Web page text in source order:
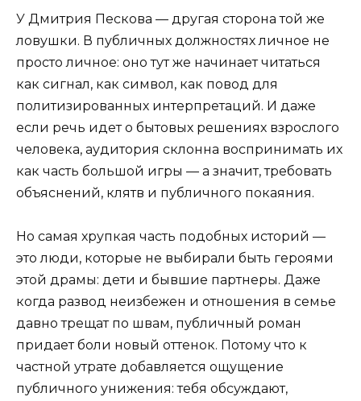
У Дмитрия Пескова — другая сторона той же
ловушки. В публичных должностях личное не
просто личное: оно тут же начинает читаться
как сигнал, как символ, как повод для
политизированных интерпретаций. И даже
если речь идет о бытовых решениях взрослого
человека, аудитория склонна воспринимать их
как часть большой игры — а значит, требовать
объяснений, клятв и публичного покаяния.
Но самая хрупкая часть подобных историй —
это люди, которые не выбирали быть героями
этой драмы: дети и бывшие партнеры. Даже
когда развод неизбежен и отношения в семье
давно трещат по швам, публичный роман
придает боли новый оттенок. Потому что к
частной утрате добавляется ощущение
публичного унижения: тебя обсуждают,